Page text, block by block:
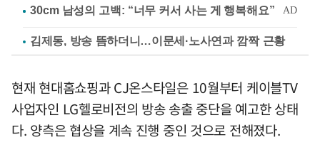
김제동, 방송 뜸하더니…이문세·노사연과 깜짝 근황
현재 현대홈쇼핑과 CJ온스타일은 10월부터 케이블TV
사업자인 LG헬로비전의 방송 송출 중단을 예고한 상태
다. 양측은 협상을 계속 진행 중인 것으로 전해졌다.